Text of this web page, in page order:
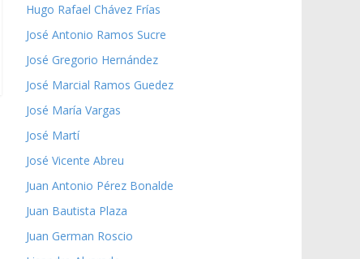
Hugo Rafael Chávez Frías
José Antonio Ramos Sucre
José Gregorio Hernández
José Marcial Ramos Guedez
José María Vargas
José Martí
José Vicente Abreu
Juan Antonio Pérez Bonalde
Juan Bautista Plaza
Juan German Roscio